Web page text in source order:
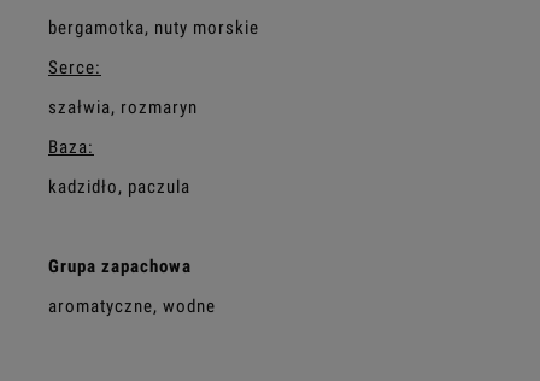
bergamotka, nuty morskie
Serce:
szałwia, rozmaryn
Baza:
kadzidło, paczula
Grupa zapachowa
aromatyczne, wodne